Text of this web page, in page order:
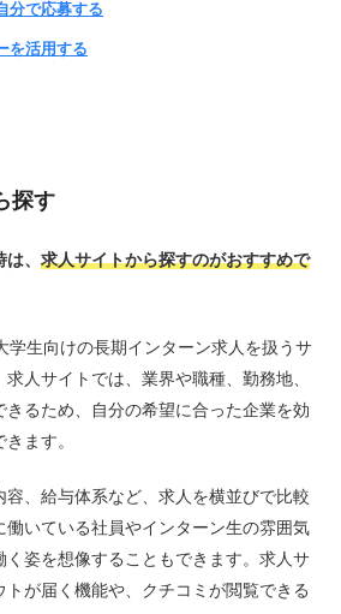
分で応募する
を活用する
探す
、 求人サイトから探すのがおすすめで
学生向けの長期インターン求人を扱うサ
人サイトでは、業界や職種、勤務地、
るため、自分の希望に合った企業を効
ます。
容、給与体系など、求人を横並びで比較
いている社員やインターン生の雰囲気
く姿を想像することもできます。求人サ
が届く機能や、クチコミが閲覧できる